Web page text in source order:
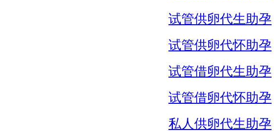
试管供卵代生助孕
试管供卵代怀助孕
试管借卵代生助孕
试管借卵代怀助孕
私人供卵代生助孕